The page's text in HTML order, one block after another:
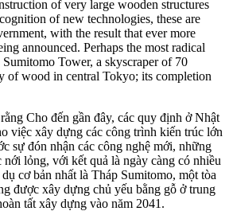
of very large wooden structures
of new technologies, these are
with the result that ever more
announced. Perhaps the most radical
Tower, a skyscraper of 70
of wood in central Tokyo; its completion
Cho đến gần đây, các quy định ở Nhật
việc xây dựng các công trình kiến ​​trúc lớn
sự đón nhận các công nghệ mới, những
lỏng, với kết quả là ngày càng có nhiều
cơ bản nhất là Tháp Sumitomo, một tòa
được xây dựng chủ yếu bằng gỗ ở trung
tất xây dựng vào năm 2041.